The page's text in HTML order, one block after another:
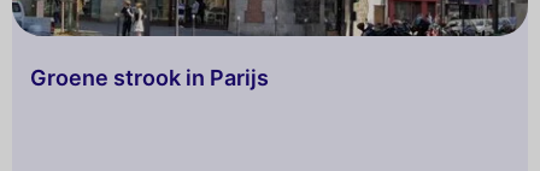
Groene strook in Parijs